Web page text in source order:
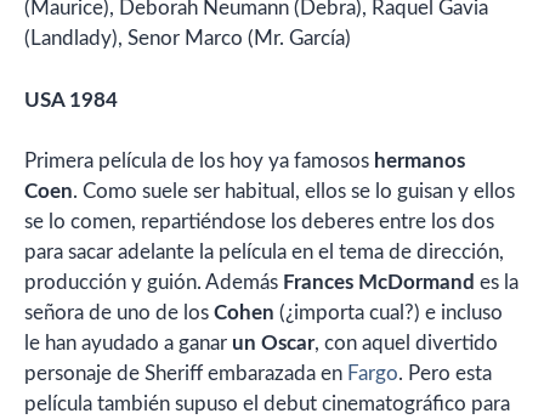
(Maurice), Deborah Neumann (Debra), Raquel Gavia
(Landlady), Senor Marco (Mr. García)
USA 1984
Primera película de los hoy ya famosos hermanos
Coen. Como suele ser habitual, ellos se lo guisan y ellos
se lo comen, repartiéndose los deberes entre los dos
para sacar adelante la película en el tema de dirección,
producción y guión. Además Frances McDormand es la
señora de uno de los Cohen (¿importa cual?) e incluso
le han ayudado a ganar un Oscar, con aquel divertido
personaje de Sheriff embarazada en Fargo. Pero esta
película también supuso el debut cinematográfico para